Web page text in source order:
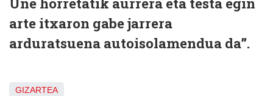
arte itxaron gabe jarrera
arduratsuena autoisolamendua da”.
GIZARTEA